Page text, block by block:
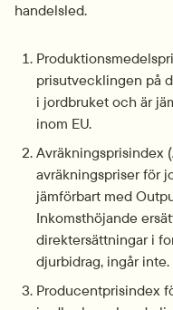
handelsled.
prisutvecklingen på
i jordbruket och är
inom EU.
Avräkningsprisindex
avräkningspriser för
jämförbart med
Inkomsthöjande
direktersättningar i
djurbidrag, ingår inte.
Producentprisindex